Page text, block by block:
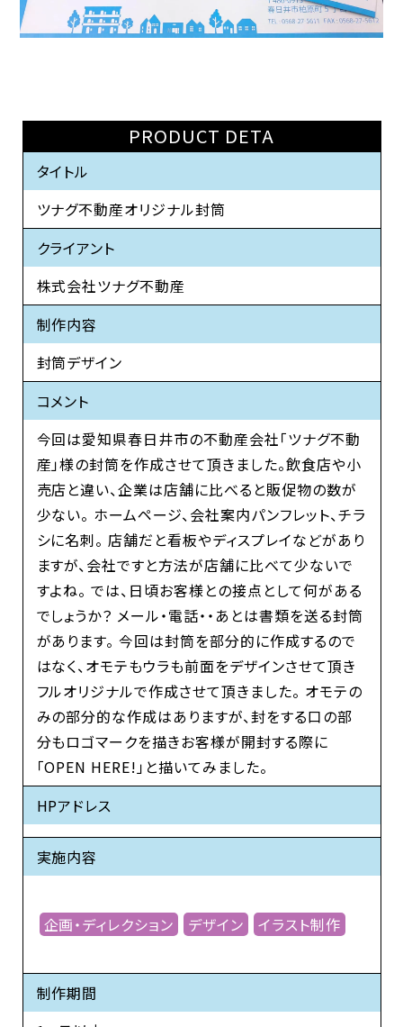
PRODUCT DETA
タイトル
ツナグ不動産オリジナル封筒
クライアント
株式会社ツナグ不動産
制作内容
封筒デザイン
コメント
今回は愛知県春日井市の不動産会社「ツナグ不動
産」様の封筒を作成させて頂きました。飲食店や小
売店と違い、企業は店舗に比べると販促物の数が
少ない。 ホームページ、会社案内パンフレット、チラ
シに名刺。 店舗だと看板やディスプレイなどがあり
ますが、会社ですと方法が店舗に比べて少ないで
すよね。 では、日頃お客様との接点として何がある
でしょうか？ メール・電話・・あとは書類を送る封筒
があります。 今回は封筒を部分的に作成するので
はなく、オモテもウラも前面をデザインさせて頂き
フルオリジナルで作成させて頂きました。 オモテの
みの部分的な作成はありますが、封をする口の部
分もロゴマークを描きお客様が開封する際に
「OPEN HERE!」と描いてみました。
HPアドレス
実施内容
企画・ディレクション デザイン イラスト制作
制作期間